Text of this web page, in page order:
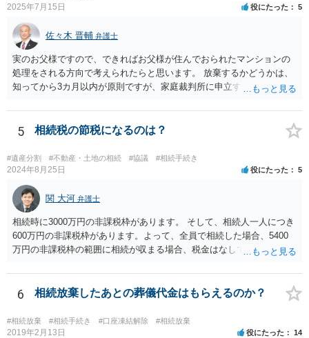
2025年7月15日 役にたった 5
佐々木 晋輔 弁護士
実のお父様ですので、できればお父様が住んでおられたマンションの
処理をされる方向で考えられたらと思います。 放棄するかどうかは、
知ってから3カ月以内が原則ですが、家庭裁判所に申立すれば3カ月の
放棄するかどうか決めることができます。 銀行やサラ金が数年も放置
することはありませんので、数年後に借金が発見される可能性はほぼ
ありません。 なお、私が扱った相続放棄を検討していた案件で、期間
伸長して調査したところ、サラ金に対する過払金など相当な財産が見
つかったため相続したという事例がありました。
5 相続税の節税になるのは？
#遺産分割 #不動産・土地の相続 #協議 #相続手続き
2024年8月25日 役にたった 5
関 大河 弁護士
相続時に3000万円の非課税枠があります。 そして、相続人一人につき
600万円の非課税枠があります。よって、全員で相続した場合、5400
万円の非課税枠の範囲に相続が収まる場合、税金はなしです。 一人が
範囲となります。 一般的には、全員で相続する方が税金はお得です。
また、全員で相続しても、話し合いの結果、親がすべて相続と決める
こともできます。この場合でも相続の非課税枠は、全員で相続した540
0万円分使えます。 父が亡くなり、母が全部相続すると、母から三人
で相続する際は、4800万円が非課税枠となります。 そうすると、母が
6 相続放棄したあとの葬儀代金はもらえるのか？
#相続放棄 #相続手続き #口座凍結解除 #相続放棄
2019年2月13日 役にたった 14